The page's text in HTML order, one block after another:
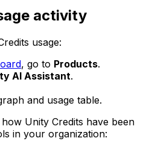
activity
usage:
, go to Products.
AI Assistant.
and usage table.
Unity Credits have been
in your organization: